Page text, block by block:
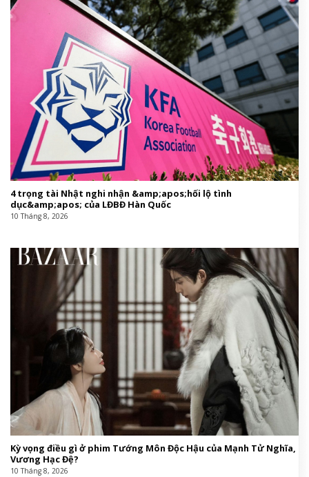
4 trọng tài Nhật nghi nhận &amp;apos;hối lộ tình
dục&amp;apos; của LĐBĐ Hàn Quốc
10 Tháng 8, 2026
Kỳ vọng điều gì ở phim Tướng Môn Độc Hậu của Mạnh Tử Nghĩa,
Vương Hạc Đệ?
10 Tháng 8, 2026